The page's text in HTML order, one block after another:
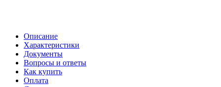
Описание
Характеристики
Документы
Вопросы и ответы
Как купить
Оплата